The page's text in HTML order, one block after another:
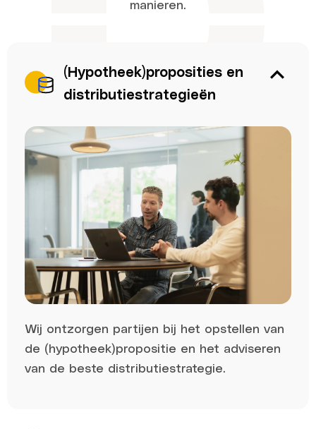
manieren.
(Hypotheek)proposities en
distributiestrategieën
Wij ontzorgen partijen bij het opstellen van
de (hypotheek)propositie en het adviseren
van de beste distributiestrategie.